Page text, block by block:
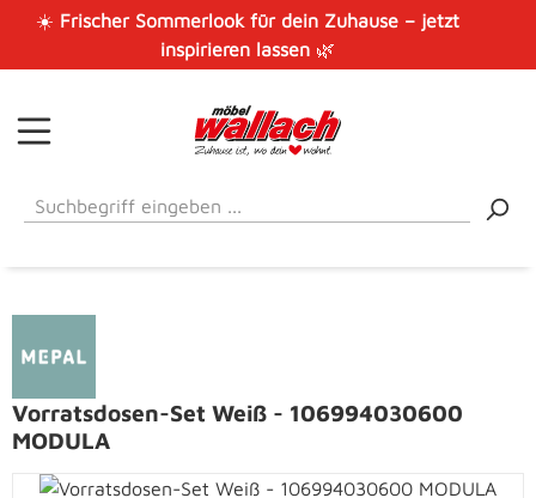
Zum Hauptinhalt springen
☀️ Frischer Sommerlook für dein Zuhause – jetzt
inspirieren lassen🌿
Bildergalerie überspringen
Vorratsdosen-Set Weiß - 106994030600
MODULA